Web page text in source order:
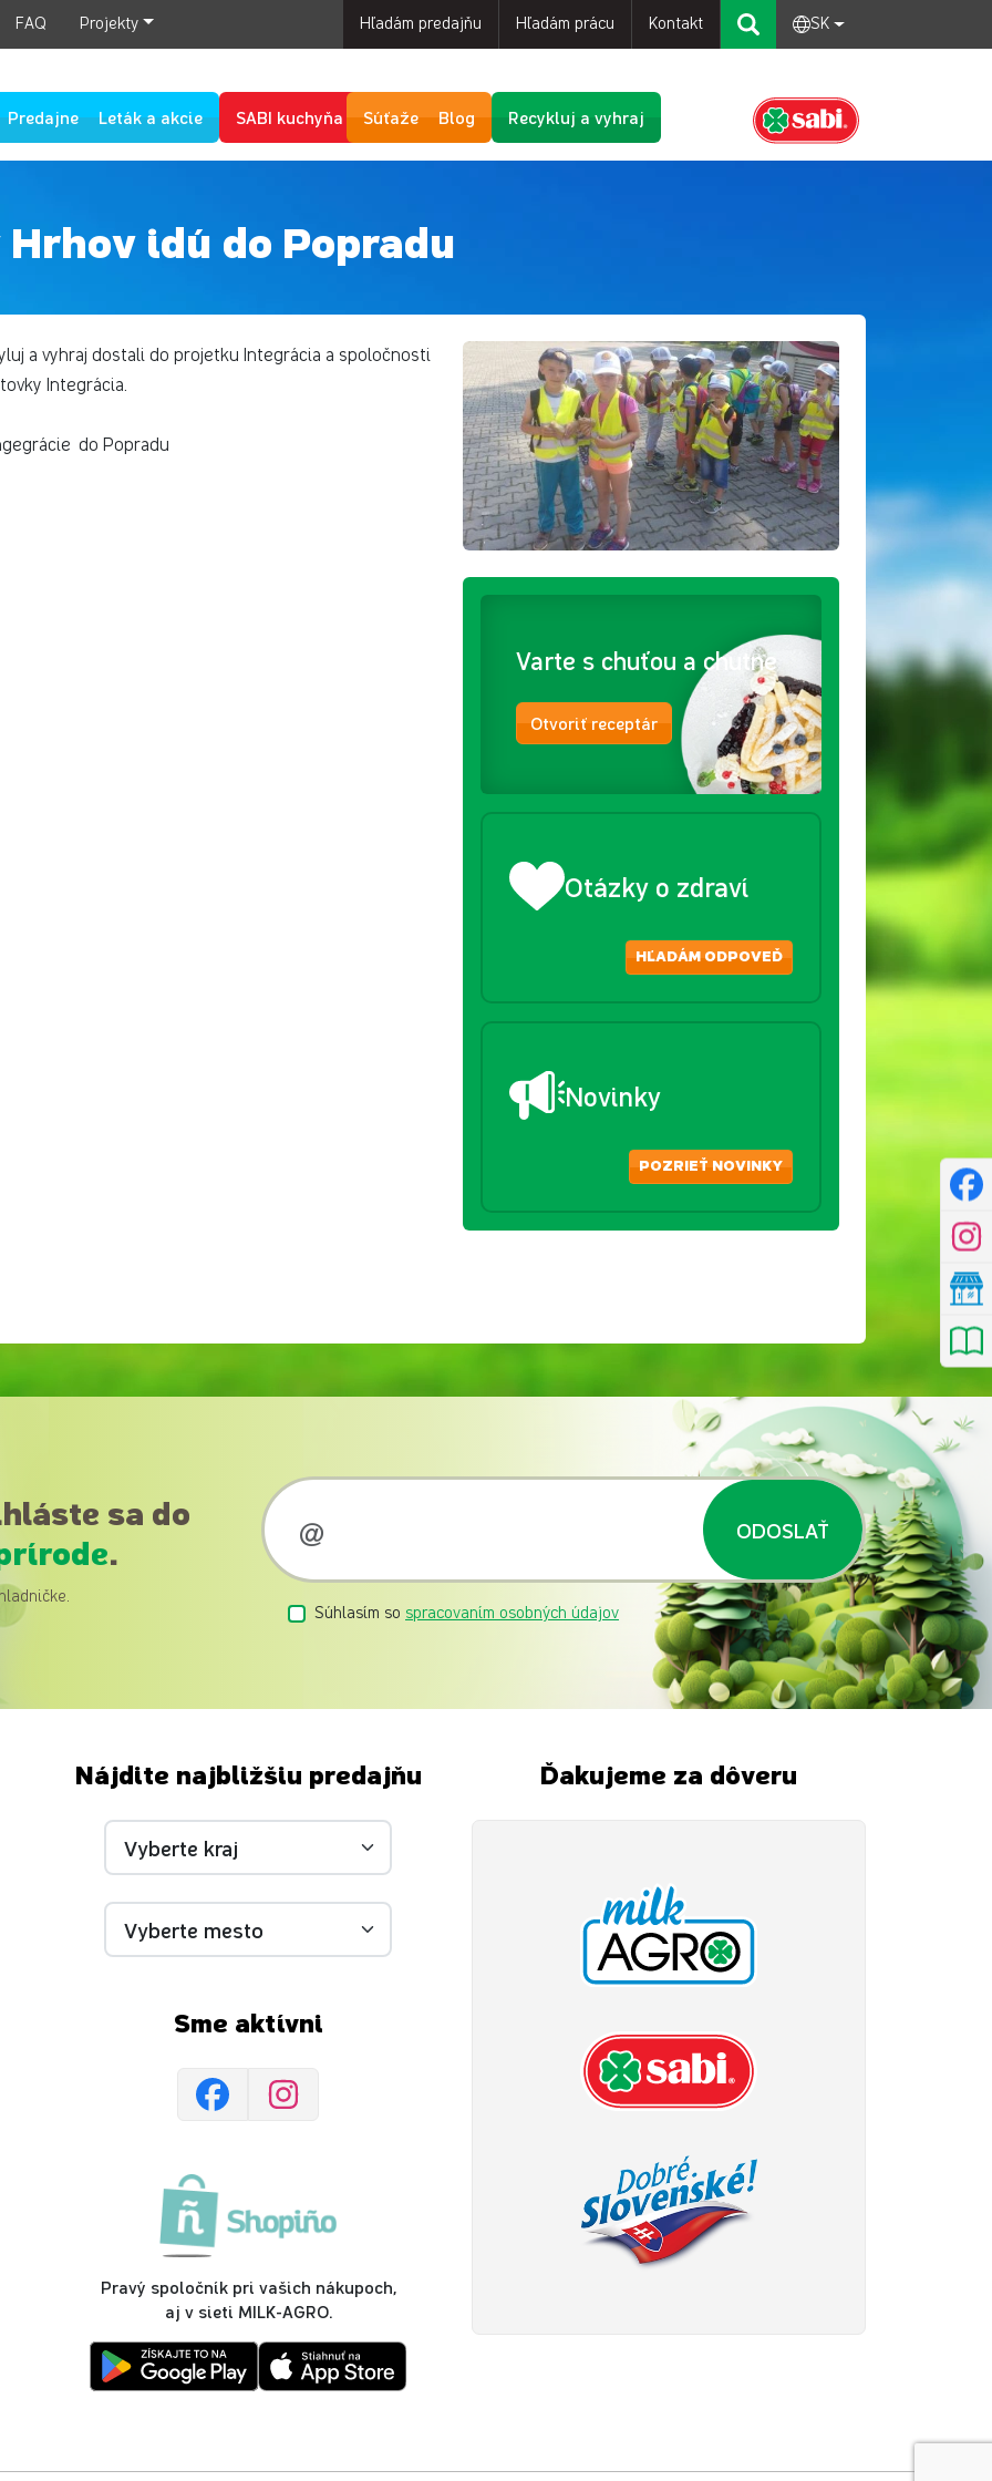
FAQ Projekty Hľadám predajňu Hľadám prácu Kontakt SK
Predajne Leták a akcie SABI kuchyňa Súťaže Blog Recykluj a vyhraj
idú do Popradu
a vyhraj dostali do projetku Integrácia a spoločnosti
Integrácia.
do Popradu
Varte s chuťou a chutne
Otvoriť receptár
Otázky o zdraví
HĽADÁM ODPOVEĎ
Novinky
POZRIEŤ NOVINKY
sa do
.
ODOSLAŤ
Súhlasím so spracovaním osobných údajov
Nájdite najbližšiu predajňu
Sme aktívni
Pravý spoločník pri vašich nákupoch,
aj v sieti MILK-AGRO.
Ďakujeme za dôveru